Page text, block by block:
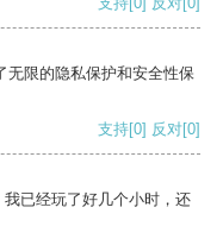
无限的隐私保护和安全性保
支持[0] 反对[0]
已经玩了好几个小时，还